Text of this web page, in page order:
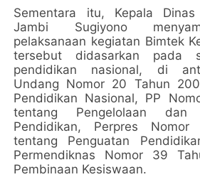
Sementara itu, Kepala
Jambi Sugiyono
pelaksanaan kegiatan Bimtek
tersebut didasarkan pada
pendidikan nasional, di
Undang Nomor 20 Tahun
Pendidikan Nasional, PP
tentang Pengelolaan dan
Pendidikan, Perpres
tentang Penguatan
Permendiknas Nomor 39
Pembinaan Kesiswaan.